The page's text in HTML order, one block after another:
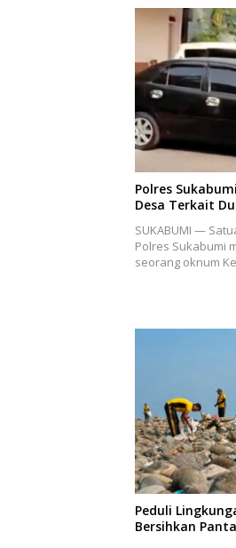
Polres
Desa Terkait
SUKABUMI —
Polres Sukabumi
seorang oknum
Peduli
Bersihkan